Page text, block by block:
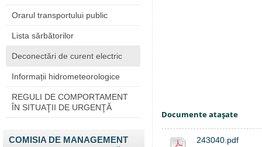
Orarul transportului public
Lista sărbătorilor
Deconectări de curent electric
Informații hidrometeorologice
REGULI DE COMPORTAMENT
ÎN SITUAŢII DE URGENŢĂ
COMISIA DE MANAGEMENT
Documente ataşate
243040.pdf